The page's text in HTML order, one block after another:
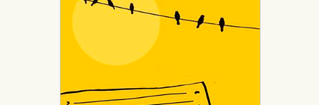
AUTEURICES
DROITS / RIGHTS
À PROPOS